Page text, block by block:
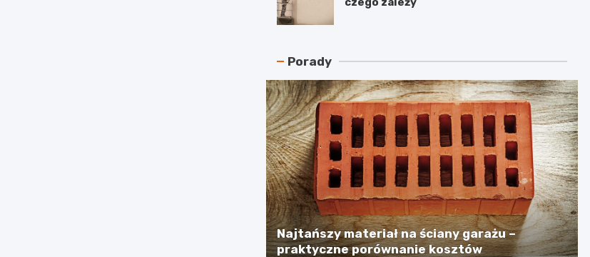
Porady
Najtańszy materiał na ściany garażu –
praktyczne porównanie kosztów